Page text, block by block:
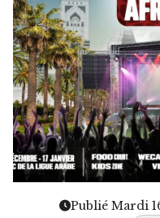
Publié Mardi